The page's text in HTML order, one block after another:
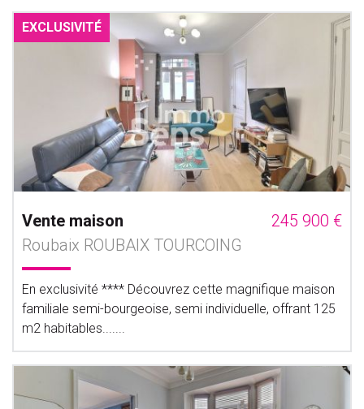
EXCLUSIVITÉ
Vente maison
245 900 €
Roubaix ROUBAIX TOURCOING
En exclusivité **** Découvrez cette magnifique maison
familiale semi-bourgeoise, semi individuelle, offrant 125
m2 habitables.......